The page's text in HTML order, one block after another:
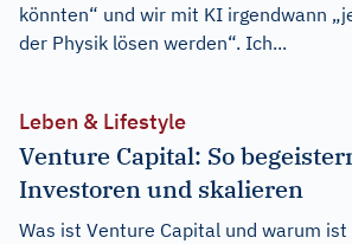
könnten“ und wir mit KI irgendwann
der Physik lösen werden“. Ich...
Leben & Lifestyle
Venture Capital: So
Investoren und skalieren
Was ist Venture Capital und warum ist